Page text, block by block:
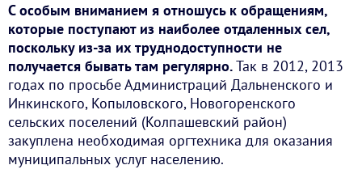
С особым вниманием я отношусь к обращениям,
которые поступают из наиболее отдаленных сел,
поскольку из-за их труднодоступности не
получается бывать там регулярно.Так в 2012, 2013
годах по просьбе Администраций Дальненского и
Инкинского, Копыловского, Новогоренского
сельских поселений (Колпашевский район)
закуплена необходимая оргтехника для оказания
муниципальных услуг населению.